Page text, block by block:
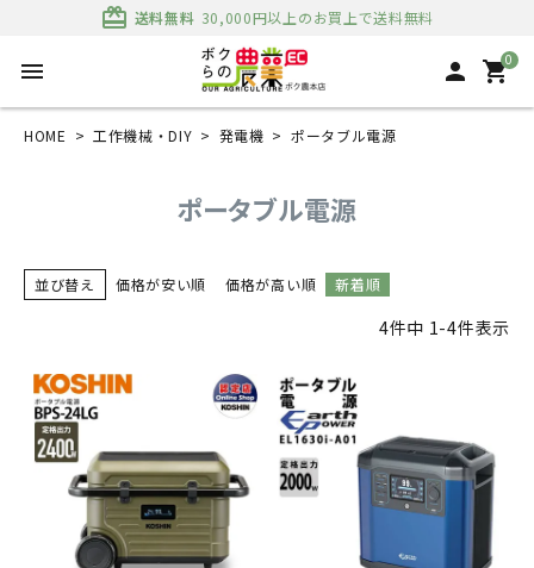
card_giftcard 送料無料 30,000円以上のお買上で送料無料
menu person 0
shopping_cart
HOME 工作機械・DIY 発電機 ポータブル電源
ポータブル電源
並び替え 価格が安い順 価格が高い順 新着順
4件中 1-4件表示